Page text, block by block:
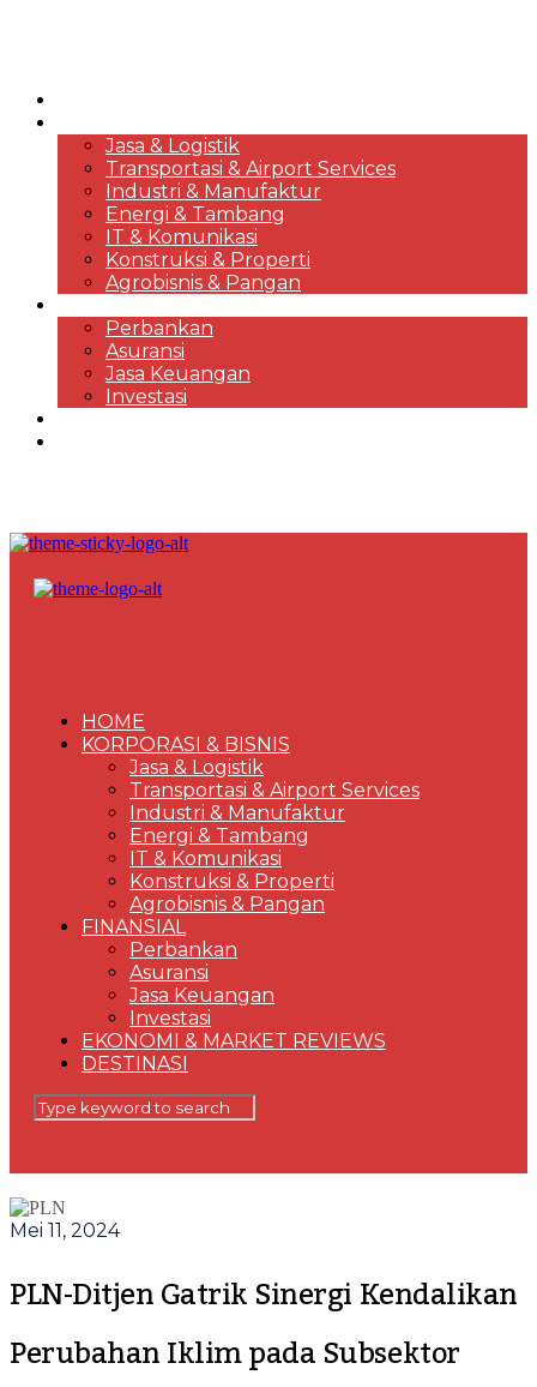
Jasa & Logistik
Transportasi & Airport Services
Industri & Manufaktur
Energi & Tambang
IT & Komunikasi
Konstruksi & Properti
Agrobisnis & Pangan
Perbankan
Asuransi
Jasa Keuangan
Investasi
HOME
KORPORASI & BISNIS
Jasa & Logistik
Transportasi & Airport Services
Industri & Manufaktur
Energi & Tambang
IT & Komunikasi
Konstruksi & Properti
Agrobisnis & Pangan
FINANSIAL
Perbankan
Asuransi
Jasa Keuangan
Investasi
EKONOMI & MARKET REVIEWS
DESTINASI
Mei 11, 2024
PLN-Ditjen Gatrik Sinergi Kendalikan
Perubahan Iklim pada Subsektor